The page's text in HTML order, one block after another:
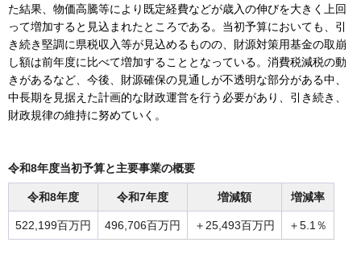
た結果、物価高騰等により既定経費などが歳入の伸びを大きく上回
って増加すると見込まれたところである。当初予算においても、引
き続き堅調に県税収入等が見込めるものの、財源対策用基金の取崩
し額は前年度に比べて増加することとなっている。消費税減税の動
きがあるなど、今後、財源確保の見通しが不透明な部分がある中、
中長期を見据えた計画的な財政運営を行う必要があり、引き続き、
財政規律の維持に努めていく。
令和8年度当初予算と主要事業の概要
令和8年度 令和7年度 増減額 増減率
522,199百万円 496,706百万円 ＋25,493百万円 ＋5.1％